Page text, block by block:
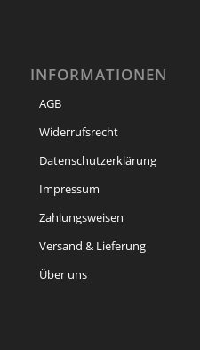
INFORMATIONEN
AGB
Widerrufsrecht
Datenschutzerklärung
Impressum
Zahlungsweisen
Versand & Lieferung
Über uns